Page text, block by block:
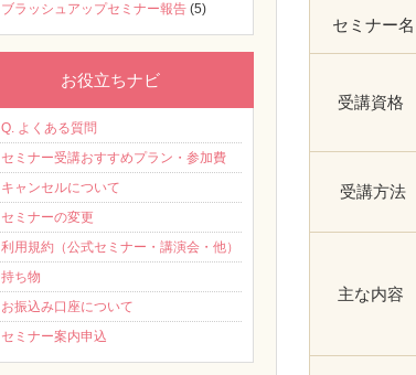
セミナー名
受講資格
受講方法
主な内容
ブラッシュアップセミナー報告 (5)
お役立ちナビ
Q. よくある質問
セミナー受講おすすめプラン・参加費
キャンセルについて
セミナーの変更
利用規約（公式セミナー・講演会・他）
持ち物
お振込み口座について
セミナー案内申込